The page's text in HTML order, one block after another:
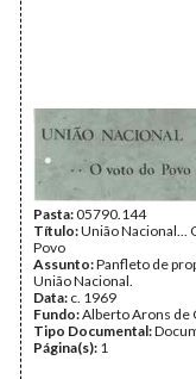
Pasta:05790.144
Título:União Nacional...
Povo
Assunto:Panfleto de
União Nacional.
Data: c. 1969
Fundo:Alberto Arons de
Tipo Documental:
Página(s): 1